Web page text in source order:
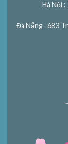
Hà Nội :
Đà Nẵng : 683